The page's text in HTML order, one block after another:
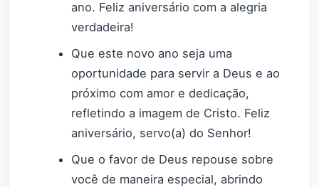
ano. Feliz aniversário com a alegria
verdadeira!
Que este novo ano seja uma
oportunidade para servir a Deus e ao
próximo com amor e dedicação,
refletindo a imagem de Cristo. Feliz
aniversário, servo(a) do Senhor!
Que o favor de Deus repouse sobre
você de maneira especial, abrindo